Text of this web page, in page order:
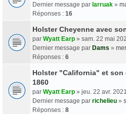
Dernier message par larruak »
Réponses : 16
Holster Cheyenne avec
par Wyatt Earp » sam. 22 mai
Dernier message par Dams »
Réponses : 6
Holster "California" et
1860
par Wyatt Earp » jeu. 22 avr.
Dernier message par richelieu »
Réponses : 8